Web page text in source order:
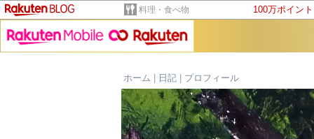
料理・食べ物 100万ポイン
ホーム 日記 プロフィール